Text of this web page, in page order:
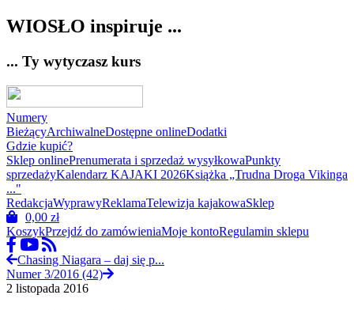
WIOSŁO inspiruje ...
... Ty wytyczasz kurs
Numery
BieżącyArchiwalneDostępne onlineDodatki
Gdzie kupić?
Sklep onlinePrenumerata i sprzedaż wysyłkowaPunkty
sprzedażyKalendarz KAJAKI 2026Książka „Trudna Droga Vikinga
..."
RedakcjaWyprawyReklamaTelewizja kajakowaSklep
0,00 zł
KoszykPrzejdź do zamówieniaMoje kontoRegulamin sklepu
Chasing Niagara – daj się p...
Numer 3/2016 (42)
2 listopada 2016